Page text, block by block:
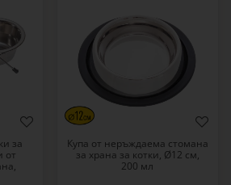
за
от
Купа от неръждаема стомана
за храна за котки, Ø12 см,
200 мл